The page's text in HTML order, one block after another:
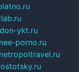
don-ykt.ru
porno.ru